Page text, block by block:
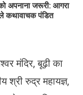
अपनाना जरूरी: आगरा
कथावाचक पंडित
मंदिर, बूढ़ी का
श्री रुद्र महायज्ञ,